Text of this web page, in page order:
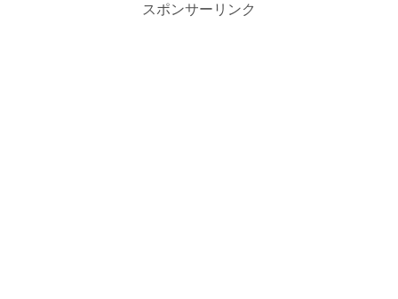
スポンサーリンク